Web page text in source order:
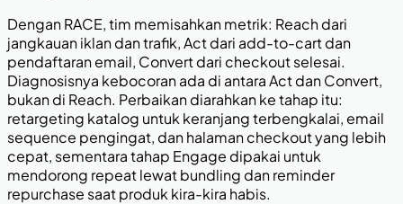
Dengan RACE, tim memisahkan metrik: Reach dari
jangkauan iklan dan trafik, Act dari add-to-cart dan
pendaftaran email, Convert dari checkout selesai.
Diagnosisnya kebocoran ada di antara Act dan Convert,
bukan di Reach. Perbaikan diarahkan ke tahap itu:
retargeting katalog untuk keranjang terbengkalai, email
sequence pengingat, dan halaman checkout yang lebih
cepat, sementara tahap Engage dipakai untuk
mendorong repeat lewat bundling dan reminder
repurchase saat produk kira-kira habis.